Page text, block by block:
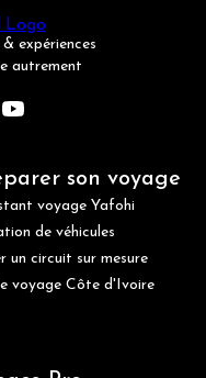
expériences
autrement
son voyage
voyage Yafohi
de véhicules
un circuit sur mesure
voyage Côte d'Ivoire